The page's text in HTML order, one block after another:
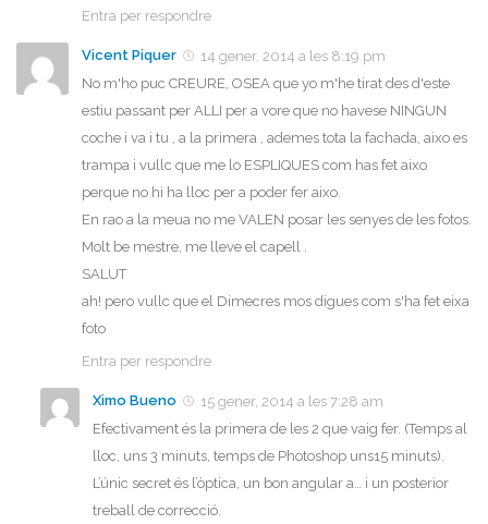
Entra per respondre
Vicent Piquer
14 gener, 2014 a les 8:19 pm
No m'ho puc CREURE, OSEA que yo m'he tirat des d'este
estiu passant per ALLI per a vore que no havese NINGUN
coche i va i tu , a la primera , ademes tota la fachada, aixo es
trampa i vullc que me lo ESPLIQUES com has fet aixo
perque no hi ha lloc per a poder fer aixo.
En rao a la meua no me VALEN posar les senyes de les fotos.
Molt be mestre, me lleve el capell .
SALUT
ah! pero vullc que el Dimecres mos digues com s'ha fet eixa
foto
Entra per respondre
Ximo Bueno
15 gener, 2014 a les 7:28 am
Efectivament és la primera de les 2 que vaig fer. (Temps al
lloc, uns 3 minuts, temps de Photoshop uns15 minuts).
L’únic secret és l’òptica, un bon angular a… i un posterior
treball de correcció.